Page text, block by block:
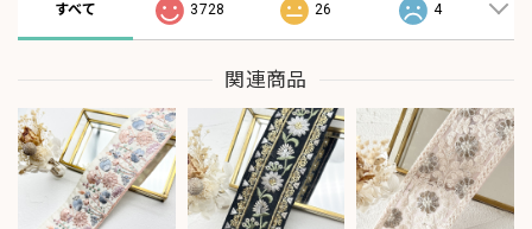
すべて 3728 26 4
関連商品